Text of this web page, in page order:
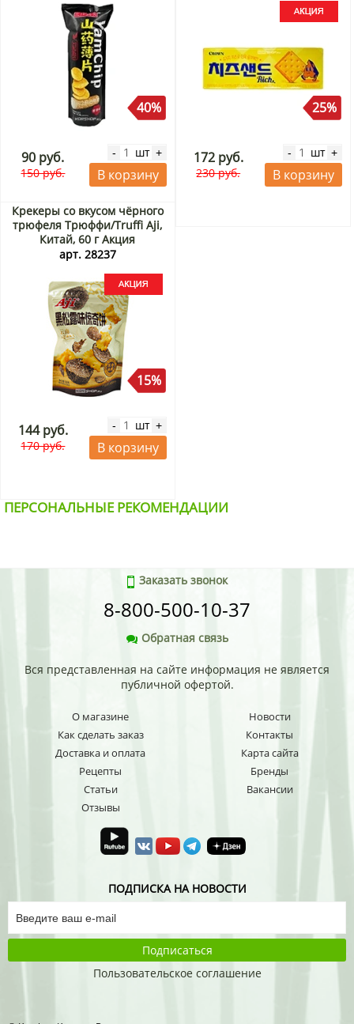
Распродажа
40%
90 руб.
150 руб.
- шт +
В корзину
25%
172 руб.
230 руб.
- шт +
В корзину
Крекеры со вкусом чёрного
трюфеля Трюффи/Truffi Aji,
Китай, 60 г Акция
арт. 28237
15%
144 руб.
170 руб.
- шт +
В корзину
ПЕРСОНАЛЬНЫЕ РЕКОМЕНДАЦИИ
Заказать звонок
8-800-500-10-37
Обратная связь
Вся представленная на сайте информация не является
публичной офертой.
О магазине
Как сделать заказ
Доставка и оплата
Рецепты
Статьи
Отзывы
Новости
Контакты
Карта сайта
Бренды
Вакансии
ПОДПИСКА НА НОВОСТИ
Подписаться
Пользовательское соглашение